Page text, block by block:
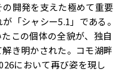
開発を支えた極めて重要
「シャシー5.1」である。
この個体の全貌が、独自
き明かされた。コモ湖畔
において再び姿を現し